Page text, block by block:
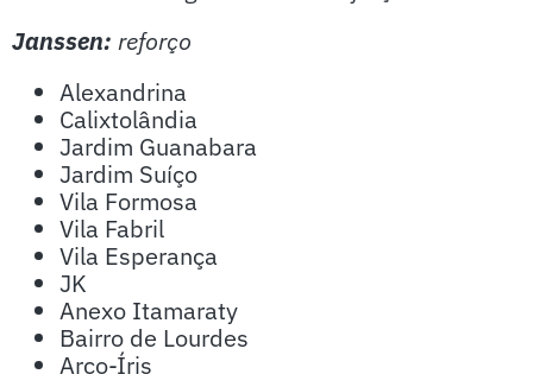
Janssen: reforço
Alexandrina
Calixtolândia
Jardim Guanabara
Jardim Suíço
Vila Formosa
Vila Fabril
Vila Esperança
JK
Anexo Itamaraty
Bairro de Lourdes
Arco-Íris